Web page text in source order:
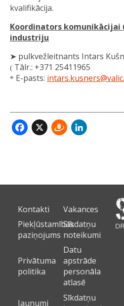
kvalifikācija.
Koordinators komunikācijai
industriju
➤ pulkvežleitnants Intars
( Tālr.: +371 25411965
* E-pasts:
Facebook
X
Kontakti
Vakances
Piekļūstamības
paziņojums
Sīkdatņu
noteikumi
Privātuma
politika
Datu
apstrāde
personāla
atlasē
Jaunumi
Sīkdatņu